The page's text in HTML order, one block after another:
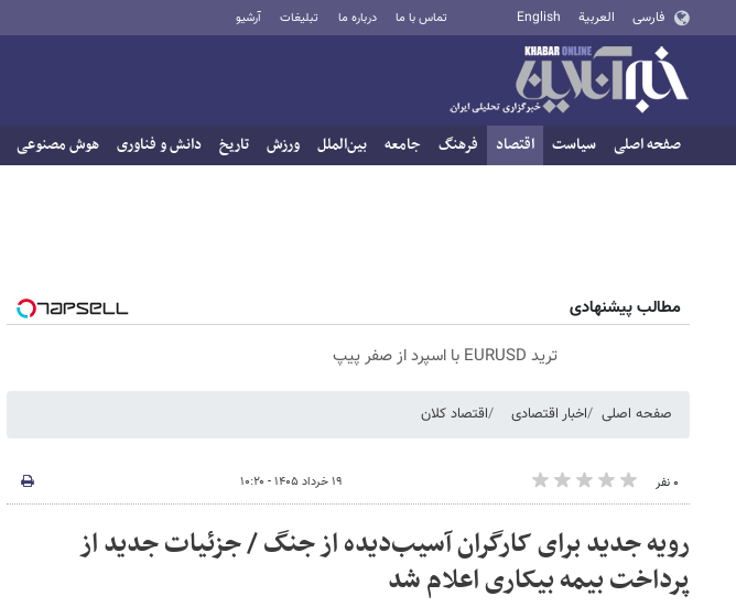
فارسی العربية English تماس با ما درباره ما تبلیغات آرشیو
صفحه اصلی سیاست اقتصاد فرهنگ جامعه بین‌الملل ورزش تاریخ دانش و فناوری هوش مصنوعی
مطالب پیشنهادی
ترید EURUSD با اسپرد از صفر پیپ
صفحه اصلی اخبار اقتصادی اقتصاد کلان
۰ نفر ۱۹ خرداد ۱۴۰۵ - ۱۰:۲۰
رویه جدید برای کارگران آسیب‌دیده از جنگ / جزئیات جدید از
پرداخت بیمه بیکاری اعلام شد